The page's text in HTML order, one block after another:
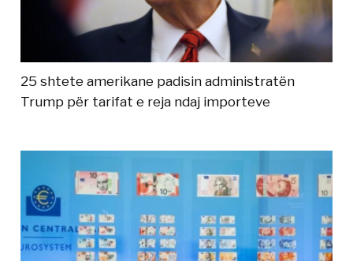
25 shtete amerikane padisin administratën
Trump për tarifat e reja ndaj importeve